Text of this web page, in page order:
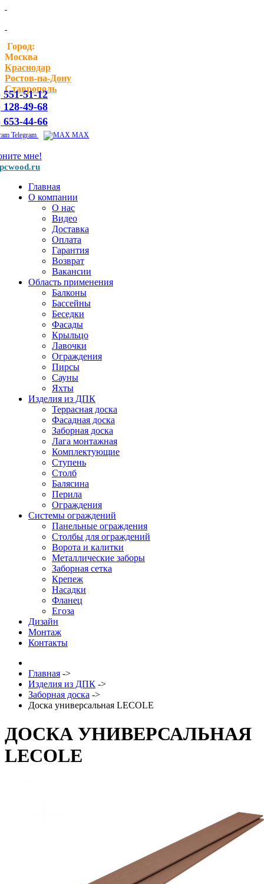
Город:
Москва
Краснодар
Ростов-на-Дону
Ставрополь
551-51-12
128-49-68
653-44-66
Telegram MAX
мне!
Главная
О компании
О нас
Видео
Доставка
Оплата
Гарантия
Возврат
Вакансии
Область применения
Балконы
Бассейны
Беседки
Фасады
Крыльцо
Лавочки
Ограждения
Пирсы
Сауны
Яхты
Изделия из ДПК
Террасная доска
Фасадная доска
Заборная доска
Лага монтажная
Комплектующие
Ступень
Столб
Балясина
Перила
Ограждения
Системы ограждений
Панельные ограждения
Столбы для ограждений
Ворота и калитки
Металлические заборы
Заборная сетка
Крепеж
Насадки
Фланец
Егоза
Дизайн
Монтаж
Контакты
Главная ->
Изделия из ДПК ->
Заборная доска ->
Доска универсальная LECOLE
ДОСКА УНИВЕРСАЛЬНАЯ
LECOLE